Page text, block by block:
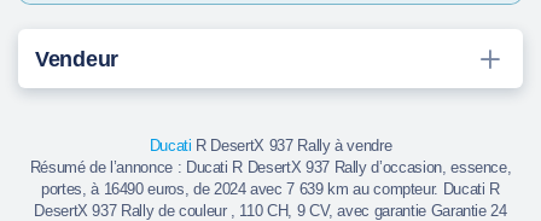
Vendeur
Ducati R DesertX 937 Rally à vendre
Résumé de l’annonce : Ducati R DesertX 937 Rally d’occasion, essence,
portes, à 16490 euros, de 2024 avec 7 639 km au compteur. Ducati R
DesertX 937 Rally de couleur , 110 CH, 9 CV, avec garantie Garantie 24